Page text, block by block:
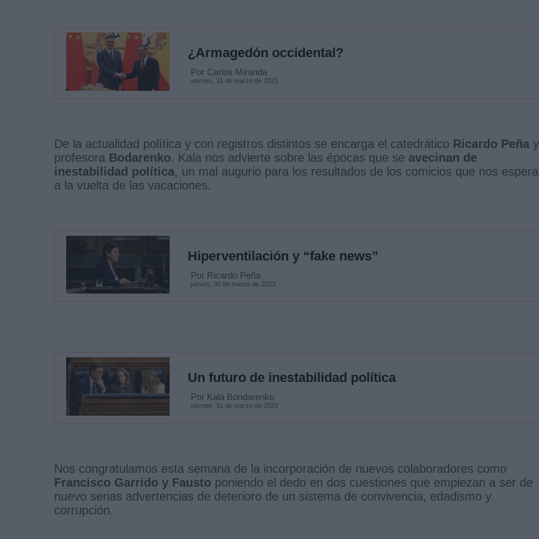
¿Armagedón occidental?
Por Carlos Miranda
viernes, 31 de marzo de 2023
De la actualidad política y con registros distintos se encarga el catedrático Ricardo Peña
profesora Bodarenko. Kala nos advierte sobre las épocas que se avecinan de
inestabilidad política, un mal augurio para los resultados de los comicios que nos
a la vuelta de las vacaciones.
Hiperventilación y “fake news”
Por Ricardo Peña
jueves, 30 de marzo de 2023
Un futuro de inestabilidad política
Por Kala Bondarenko
viernes, 31 de marzo de 2023
Nos congratulamos esta semana de la incorporación de nuevos colaboradores como
Francisco Garrido y Fausto poniendo el dedo en dos cuestiones que empiezan a ser de
nuevo serias advertencias de deterioro de un sistema de convivencia, edadismo y
corrupción.